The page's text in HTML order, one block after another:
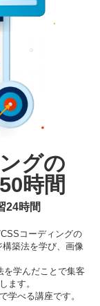
グの
時間
24時間
コーディングの
築法を学び、画像
を学んだことで集客
ます。
学べる講座です。